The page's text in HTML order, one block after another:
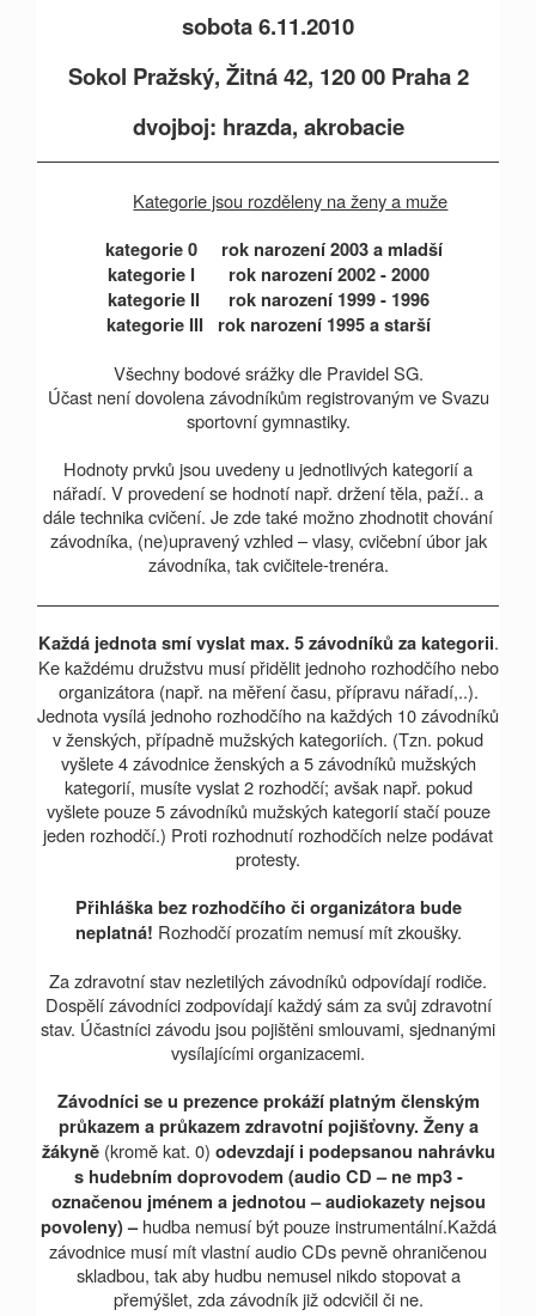
sobota 6.11.2010
Sokol Pražský, Žitná 42, 120 00 Praha 2
dvojboj: hrazda, akrobacie
Kategorie jsou rozděleny na ženy a muže
kategorie 0 rok narození2003 amladší
kategorie I rok narození 2002 - 2000
kategorie II rok narození 1999 - 1996
kategorie III rok narození 1995 astarší
Všechny bodové srážky dle Pravidel SG.
Účast není dovolena závodníkům registrovaným ve Svazu
sportovní gymnastiky.
Hodnoty prvků jsou uvedeny u jednotlivých kategorií a
nářadí. V provedení se hodnotí např. držení těla, paží.. a
dále technika cvičení. Je zde také možno zhodnotit chování
závodníka, (ne)upravený vzhled – vlasy, cvičební úbor jak
závodníka, tak cvičitele-trenéra.
Každá jednota smí vyslat max. 5 závodníků za kategorii.
Ke každému družstvu musí přidělit jednoho rozhodčího nebo
organizátora (např. na měření času, přípravu nářadí,..).
Jednota vysílá jednoho rozhodčího na každých 10 závodníků
v ženských, případně mužských kategoriích. (Tzn. pokud
vyšlete 4 závodnice ženských a 5 závodníků mužských
kategorií, musíte vyslat 2 rozhodčí; avšak např. pokud
vyšlete pouze 5 závodníků mužských kategorií stačí pouze
jeden rozhodčí.) Proti rozhodnutí rozhodčích nelze podávat
protesty.
Přihláška bez rozhodčího či organizátora bude
neplatná! Rozhodčí prozatím nemusí mít zkoušky.
Za zdravotní stav nezletilých závodníků odpovídají rodiče.
Dospělí závodníci zodpovídají každý sám za svůj zdravotní
stav. Účastníci závodu jsou pojištěni smlouvami, sjednanými
vysílajícími organizacemi.
Závodníci se u prezence prokáží platným členským
průkazem a průkazem zdravotní pojišťovny. Ženy a
žákyně (kromě kat. 0) odevzdají i podepsanou nahrávku
s hudebním doprovodem (audio CD – ne mp3 -
označenou jménem a jednotou – audiokazety nejsou
povoleny) –hudba nemusí být pouze instrumentální.Každá
závodnice musí mít vlastní audio CDs pevně ohraničenou
skladbou, tak aby hudbu nemusel nikdo stopovat a
přemýšlet, zda závodník již odcvičil či ne.